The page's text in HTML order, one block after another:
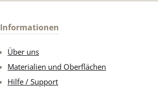
Informationen
Über uns
Materialien und Oberflächen
Hilfe / Support